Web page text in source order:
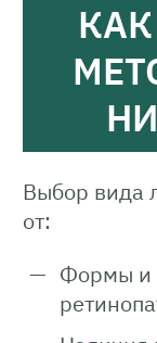
Выбор вида
от:
Формы и